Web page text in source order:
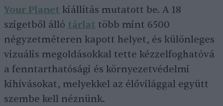
Your Planet kiállítás mutatott be. A 18
szigetből álló tárlat több mint 6500
négyzetméteren kapott helyet, és különleges
vizuális megoldásokkal tette kézzelfoghatóvá
a fenntarthatósági és környezetvédelmi
kihívásokat, melyekkel az élővilággal együtt
szembe kell néznünk.